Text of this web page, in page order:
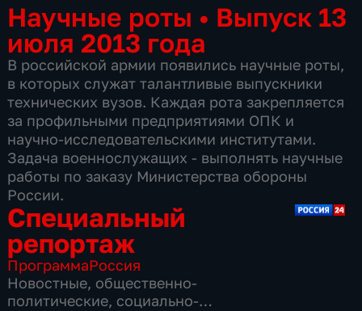
Научные роты • Выпуск 13
июля 2013 года
В российской армии появились научные роты,
в которых служат талантливые выпускники
технических вузов. Каждая рота закрепляется
за профильными предприятиями ОПК и
научно-исследовательскими институтами.
Задача военнослужащих - выполнять научные
работы по заказу Министерства обороны
России.
Специальный
репортаж
ПрограммаРоссия
Новостные, общественно-
политические, социально-